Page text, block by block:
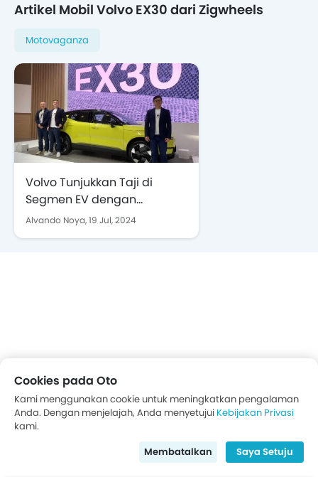
Artikel Mobil Volvo EX30 dari Zigwheels
Motovaganza
Volvo Tunjukkan Taji di
Segmen EV dengan
Meluncurkan EX30
Alvando Noya,19 Jul, 2024
Cookies pada Oto
Kami menggunakan cookie untuk meningkatkan pengalaman
Anda. Dengan menjelajah, Anda menyetujui Kebijakan Privasi
kami.
Membatalkan
Saya Setuju